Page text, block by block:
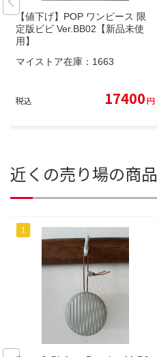
【値下げ】POP ワンピース 限
定版ビビ Ver.BB02【新品未使
用】
マイストア在庫： 1663
税込 17400円
近くの売り場の商品